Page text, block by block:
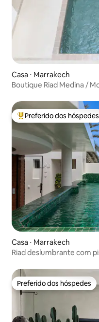
Casa ⋅ Marrakech
Boutique Riad Medina /
Entre os melhores
Preferido dos hóspedes
Casa ⋅ Marrakech
Riad deslumbrante com
Preferido dos hóspedes
Preferido dos hóspedes